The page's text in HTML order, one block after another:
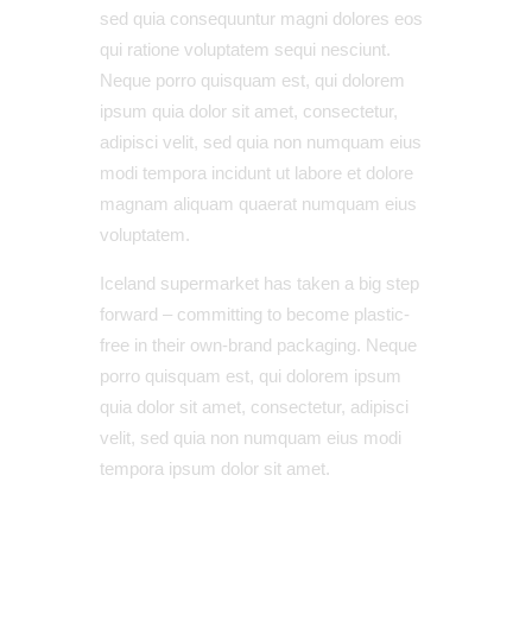
sed quia consequuntur magni dolores eos
qui ratione voluptatem sequi nesciunt.
Neque porro quisquam est, qui dolorem
ipsum quia dolor sit amet, consectetur,
adipisci velit, sed quia non numquam eius
modi tempora incidunt ut labore et dolore
magnam aliquam quaerat numquam eius
voluptatem.
Iceland supermarket has taken a big step
forward – committing to become plastic-
free in their own-brand packaging. Neque
porro quisquam est, qui dolorem ipsum
quia dolor sit amet, consectetur, adipisci
velit, sed quia non numquam eius modi
tempora ipsum dolor sit amet.